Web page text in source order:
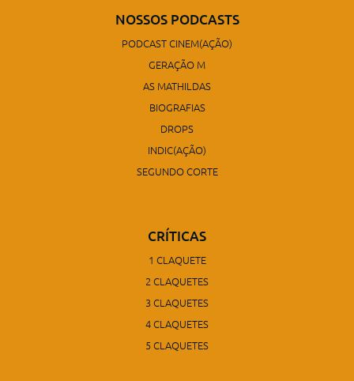
NOSSOS PODCASTS
PODCAST CINEM(AÇÃO)
GERAÇÃO M
AS MATHILDAS
BIOGRAFIAS
DROPS
INDIC(AÇÃO)
SEGUNDO CORTE
CRÍTICAS
1 CLAQUETE
2 CLAQUETES
3 CLAQUETES
4 CLAQUETES
5 CLAQUETES